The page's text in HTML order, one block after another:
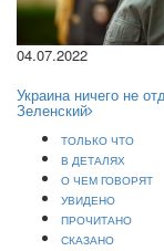
04.07.2022
Украина ничего не
Зеленский
ТОЛЬКО ЧТО
В ДЕТАЛЯХ
О ЧЕМ ГОВОРЯТ
УВИДЕНО
ПРОЧИТАНО
СКАЗАНО